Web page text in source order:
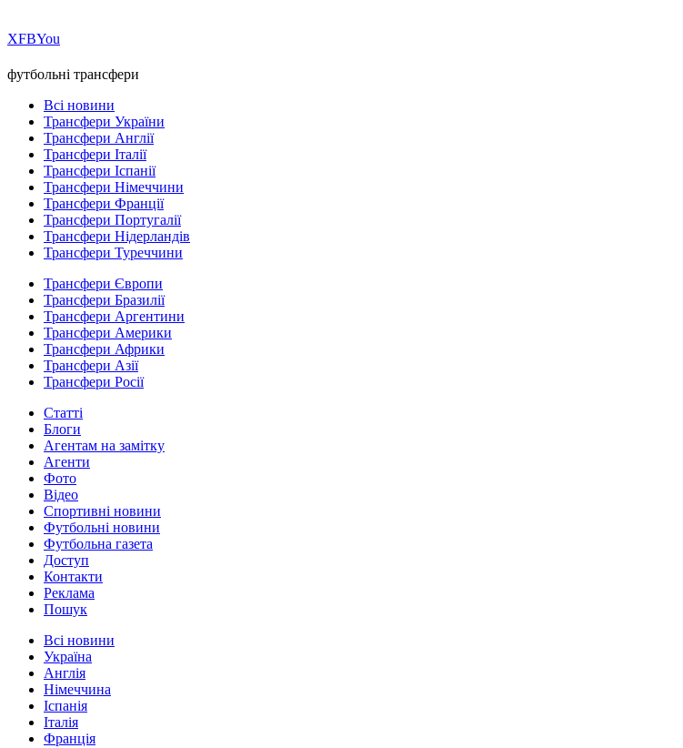
ХFBYou
футбольні трансфери
Всі новини
Трансфери України
Трансфери Англії
Трансфери Італії
Трансфери Іспанії
Трансфери Німеччини
Трансфери Франції
Трансфери Португалії
Трансфери Нідерландів
Трансфери Туреччини
Трансфери Європи
Трансфери Бразилії
Трансфери Аргентини
Трансфери Америки
Трансфери Африки
Трансфери Азії
Трансфери Росії
Статті
Блоги
Агентам на замітку
Агенти
Фото
Відео
Спортивні новини
Футбольні новини
Футбольна газета
Доступ
Контакти
Реклама
Пошук
Всі новини
Україна
Англія
Німеччина
Іспанія
Італія
Франція